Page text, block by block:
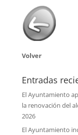
Volver
Entradas
El Ayuntamiento
la renovación del
2026
El Ayuntamiento